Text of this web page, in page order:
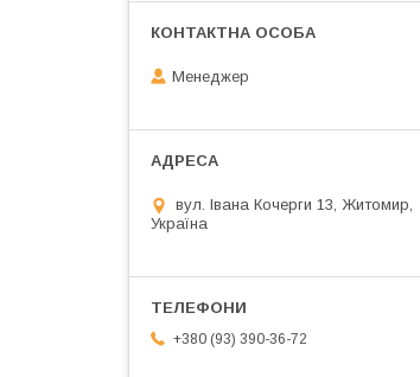
Менеджер
вул. Івана Кочерги 13, Житомир,
Україна
+380 (93) 390-36-72